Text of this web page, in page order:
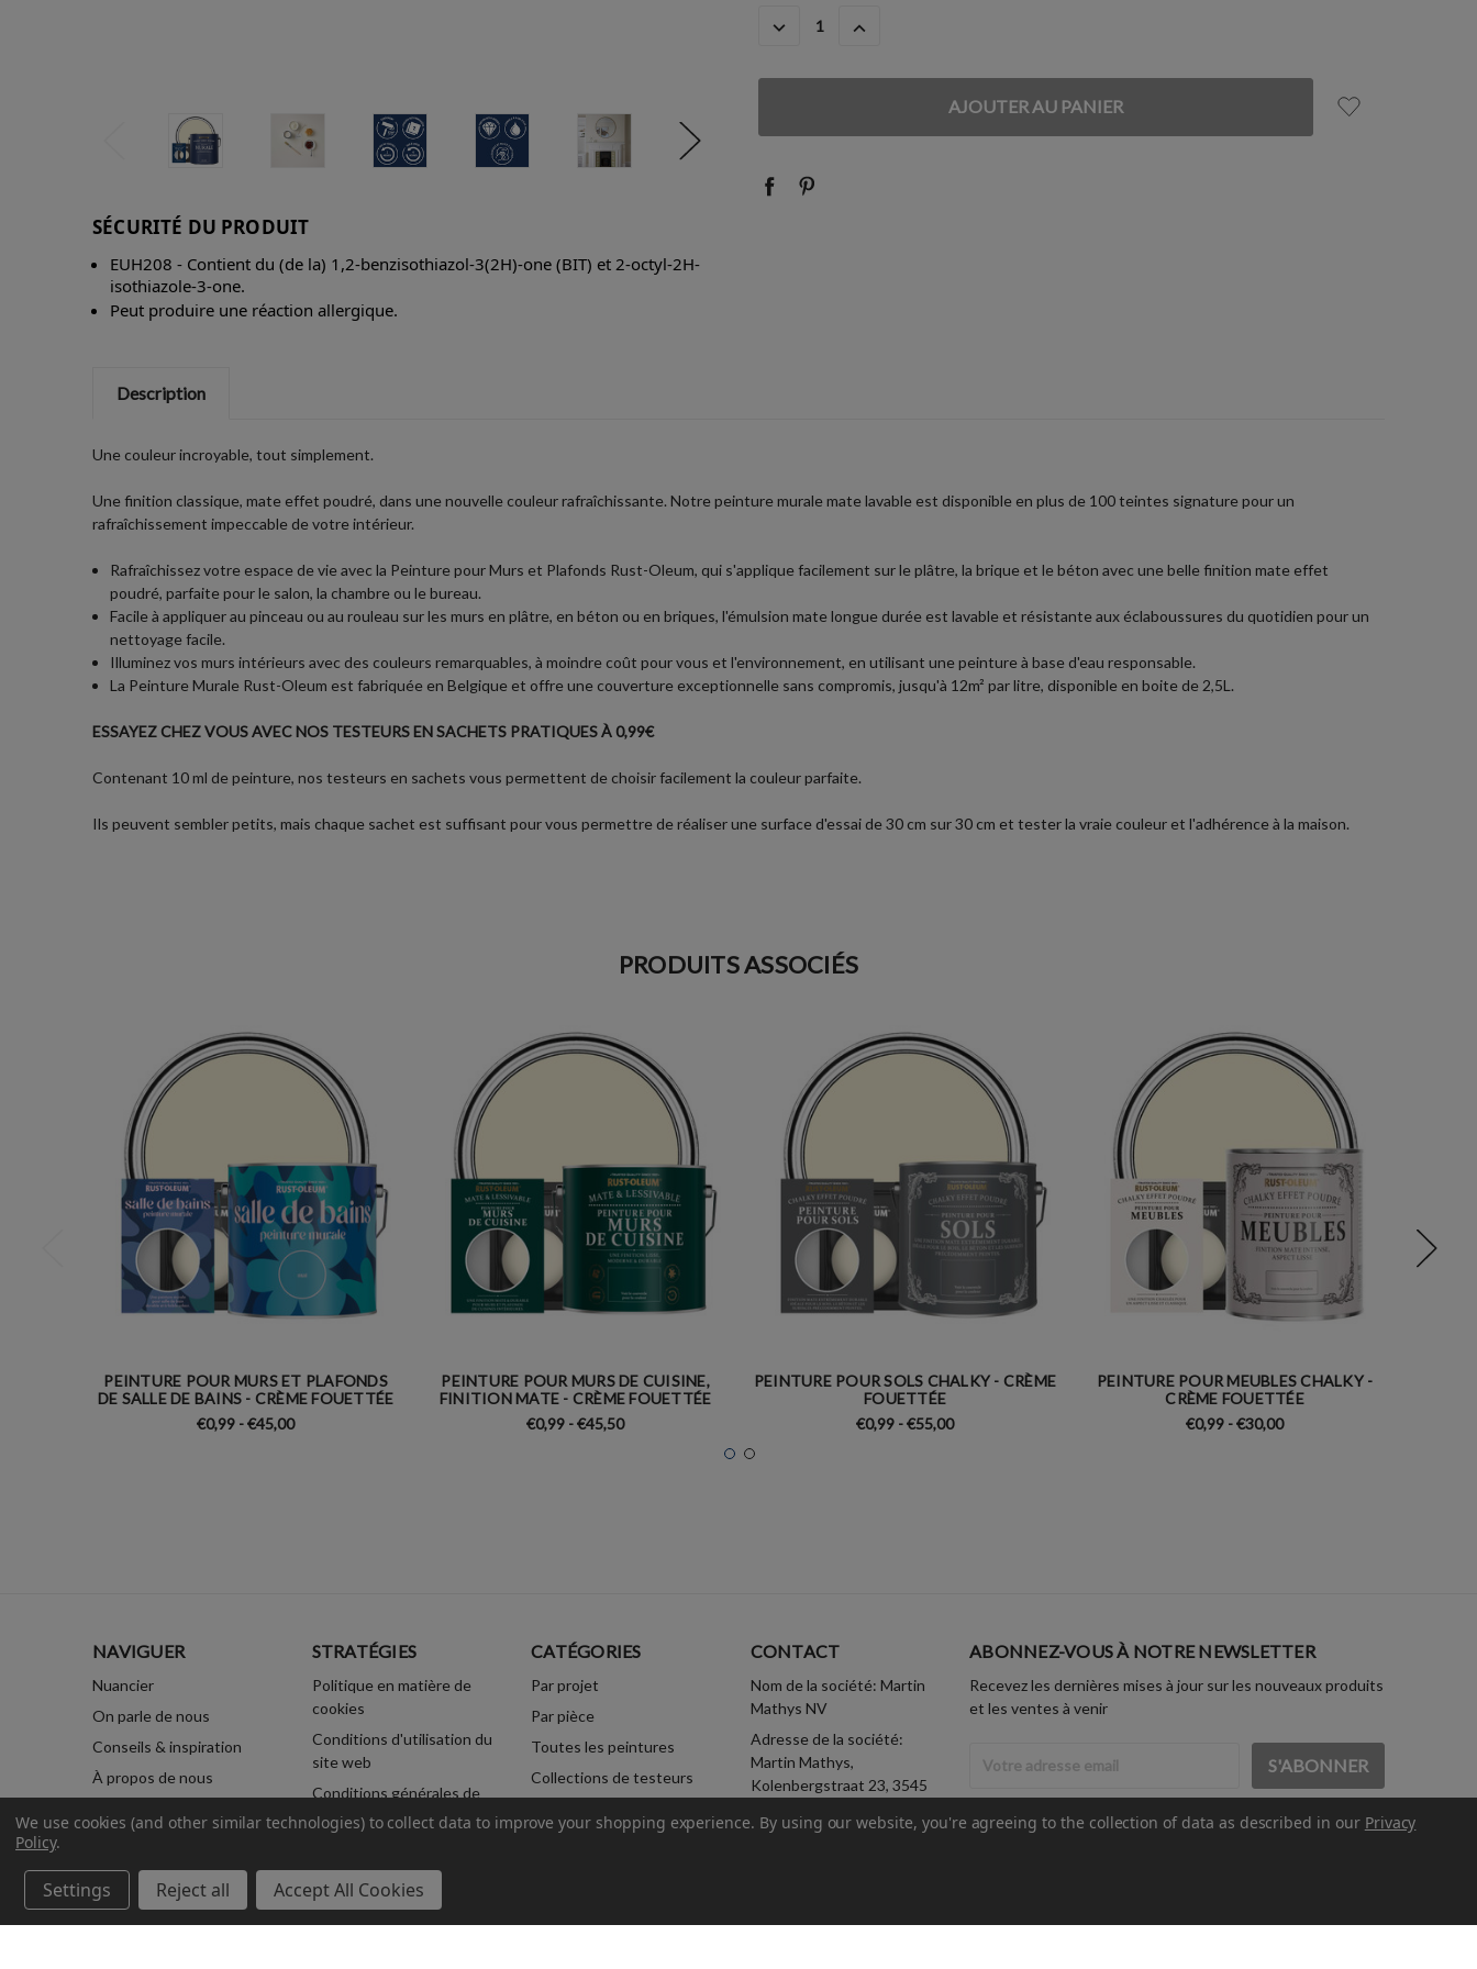
DIMINUER
:
AUGMENTER
:
SÉCURITÉ DU PRODUIT
EUH208 - Contient du (de la) 1,2-benzisothiazol-3(2H)-one (BIT) et 2-octyl-2H-
isothiazole-3-one.
Peut produire une réaction allergique.
Description
Une couleur incroyable, tout simplement.
Une finition classique, mate effet poudré, dans une nouvelle couleur rafraîchissante. Notre peinture murale mate lavable est disponible en plus de 100 teintes signature pour un
rafraîchissement impeccable de votre intérieur.
Rafraîchissez votre espace de vie avec la Peinture pour Murs et Plafonds Rust-Oleum, qui s'applique facilement sur le plâtre, la brique et le béton avec une belle finition mate effet
poudré, parfaite pour le salon, la chambre ou le bureau.
Facile à appliquer au pinceau ou au rouleau sur les murs en plâtre, en béton ou en briques, l'émulsion mate longue durée est lavable et résistante aux éclaboussures du quotidien pour un
nettoyage facile.
Illuminez vos murs intérieurs avec des couleurs remarquables, à moindre coût pour vous et l'environnement, en utilisant une peinture à base d'eau responsable.
La Peinture Murale Rust-Oleum est fabriquée en Belgique et offre une couverture exceptionnelle sans compromis, jusqu'à 12m² par litre, disponible en boite de 2,5L.
ESSAYEZ CHEZ VOUS AVEC NOS TESTEURS EN SACHETS PRATIQUES À 0,99€
Contenant 10 ml de peinture, nos testeurs en sachets vous permettent de choisir facilement la couleur parfaite.
Ils peuvent sembler petits, mais chaque sachet est suffisant pour vous permettre de réaliser une surface d'essai de 30 cm sur 30 cm et tester la vraie couleur et l'adhérence à la maison.
PRODUITS ASSOCIÉS
PEINTURE POUR MURS ET PLAFONDS
DE SALLE DE BAINS - CRÈME FOUETTÉE
€0,99 - €45,00
PEINTURE POUR MURS DE CUISINE,
FINITION MATE - CRÈME FOUETTÉE
€0,99 - €45,50
PEINTURE POUR SOLS CHALKY - CRÈME
FOUETTÉE
€0,99 - €55,00
PEINTURE POUR MEUBLES CHALKY -
CRÈME FOUETTÉE
€0,99 - €30,00
NAVIGUER
Nuancier
On parle de nous
Conseils & inspiration
À propos de nous
STRATÉGIES
Politique en matière de
cookies
Conditions d'utilisation du
site web
Conditions générales de
vente en ligne
Expéditions & Retours
CATÉGORIES
Par projet
Par pièce
Toutes les peintures
Collections de testeurs
CONTACT
Nom de la société: Martin
Mathys NV
Adresse de la société:
Martin Mathys,
Kolenbergstraat 23, 3545
Numéro d'enregistrement
ABONNEZ-VOUS À NOTRE NEWSLETTER
Recevez les dernières mises à jour sur les nouveaux produits
et les ventes à venir
Email
We use cookies (and other similar technologies) to collect data to improve your shopping experience. By using our website, you're agreeing to the collection of data as described in our Privacy
Policy.
Settings Reject all Accept All Cookies